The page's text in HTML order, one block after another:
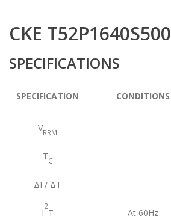
CKE T52P1640S500
SPECIFICATIONS
SPECIFICATION CONDITIONS
VRRM
TC
ΔI / ΔT
I
2
T At 60Hz